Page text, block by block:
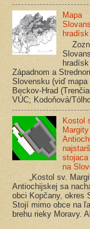
Mapa
hradísk
Západnom a
Slovensku (viď mapa
Beckov-Hrad
VÚC; Kodoňová/
Kostol
Margity
na
„Kostol sv.
Antiochijskej sa
obci Kopčany, okres
Stojí mimo obce na
brehu rieky Moravy.